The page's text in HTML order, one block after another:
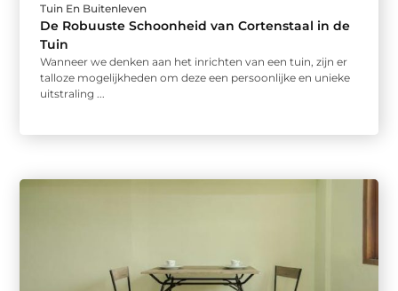
Tuin En Buitenleven
De Robuuste Schoonheid van Cortenstaal in de
Tuin
Wanneer we denken aan het inrichten van een tuin, zijn er
talloze mogelijkheden om deze een persoonlijke en unieke
uitstraling ...